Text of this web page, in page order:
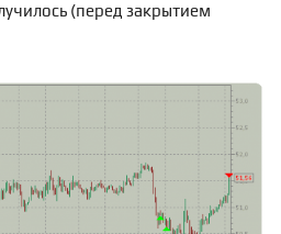
(перед закрытием